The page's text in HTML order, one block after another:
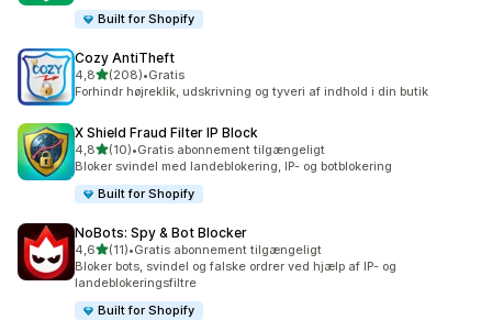
Built for Shopify
Cozy AntiTheft
4,8ud af 5 stjerner
(208)
208 anmeldelser i alt
•Gratis
Forhindr højreklik, udskrivning og tyveri af indhold i din butik
X Shield Fraud Filter IP Block
4,8ud af 5 stjerner
(10)
10 anmeldelser i alt
•Gratis abonnement tilgængeligt
Bloker svindel med landeblokering, IP- og botblokering
Built for Shopify
NoBots: Spy & Bot Blocker
4,6ud af 5 stjerner
(11)
11 anmeldelser i alt
•Gratis abonnement tilgængeligt
Bloker bots, svindel og falske ordrer ved hjælp af IP- og
landeblokeringsfiltre
Built for Shopify